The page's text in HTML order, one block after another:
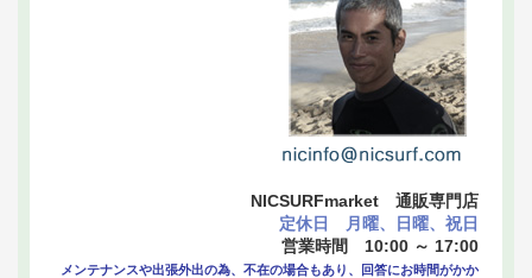
NICSURFmarket 通販専門店
定休日 月曜、日曜、祝日
営業時間 10:00 ～ 17:00
メンテナンスや出張外出の為、不在の場合もあり、回答にお時間がかか